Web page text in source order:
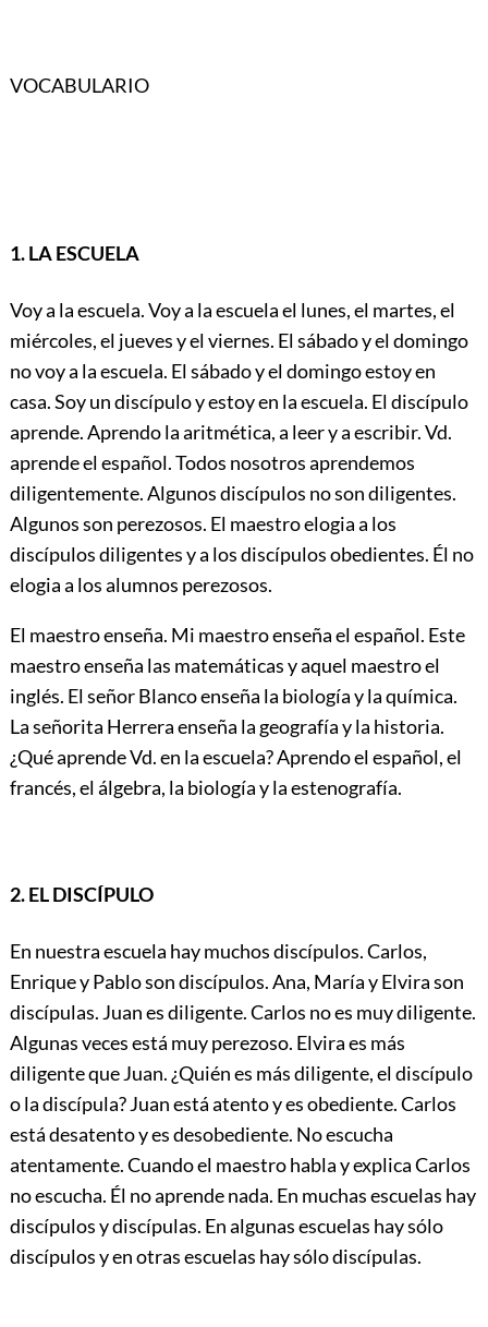
VOCABULARIO
1. LA ESCUELA
Voy a la escuela. Voy a la escuela el lunes, el martes, el
miércoles, el jueves y el viernes. El sábado y el domingo
no voy a la escuela. El sábado y el domingo estoy en
casa. Soy un discípulo y estoy en la escuela. El discípulo
aprende. Aprendo la aritmética, a leer y a escribir. Vd.
aprende el español. Todos nosotros aprendemos
diligentemente. Algunos discípulos no son diligentes.
Algunos son perezosos. El maestro elogia a los
discípulos diligentes y a los discípulos obedientes. Él no
elogia a los alumnos perezosos.
El maestro enseña. Mi maestro enseña el español. Este
maestro enseña las matemáticas y aquel maestro el
inglés. El señor Blanco enseña la biología y la química.
La señorita Herrera enseña la geografía y la historia.
¿Qué aprende Vd. en la escuela? Aprendo el español, el
francés, el álgebra, la biología y la estenografía.
2. EL DISCÍPULO
En nuestra escuela hay muchos discípulos. Carlos,
Enrique y Pablo son discípulos. Ana, María y Elvira son
discípulas. Juan es diligente. Carlos no es muy diligente.
Algunas veces está muy perezoso. Elvira es más
diligente que Juan. ¿Quién es más diligente, el discípulo
o la discípula? Juan está atento y es obediente. Carlos
está desatento y es desobediente. No escucha
atentamente. Cuando el maestro habla y explica Carlos
no escucha. Él no aprende nada. En muchas escuelas hay
discípulos y discípulas. En algunas escuelas hay sólo
discípulos y en otras escuelas hay sólo discípulas.